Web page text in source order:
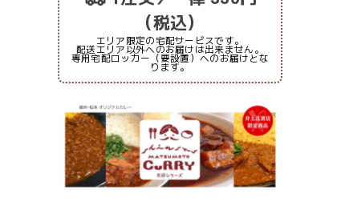
（税込）
エリア限定の宅配サービスです。
配送エリア以外へのお届けは出来ません。
専用宅配ロッカー（要設置）へのお届けとな
ります。